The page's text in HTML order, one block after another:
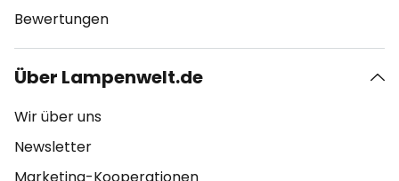
Bewertungen
Über Lampenwelt.de
Wir über uns
Newsletter